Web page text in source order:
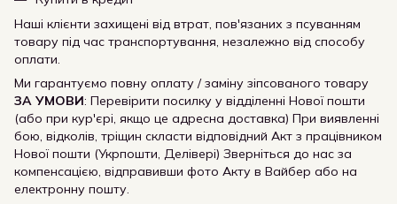
Наші клієнти захищені від втрат, пов'язаних з псуванням
товару під час транспортування, незалежно від способу
оплати.
Ми гарантуємо повну оплату / заміну зіпсованого товару
ЗА УМОВИ: Перевірити посилку у відділенні Нової пошти
(або при кур'єрі, якщо це адресна доставка) При виявленні
бою, відколів, тріщин скласти відповідний Акт з працівником
Нової пошти (Укрпошти, Делівері) Зверніться до нас за
компенсацією, відправивши фото Акту в Вайбер або на
електронну пошту.